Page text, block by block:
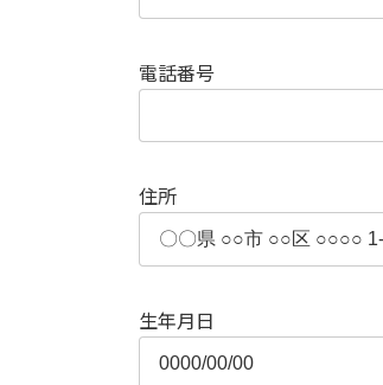
電話番号
住所
生年月日